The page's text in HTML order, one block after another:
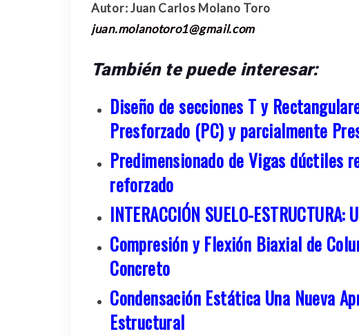
Autor: Juan Carlos Molano Toro
juan.molanotoro1@gmail.com
También te puede interesar:
Diseño de secciones T y
Presforzado (PC) y parcialmente
Predimensionado de Vigas dúctiles
reforzado
INTERACCIÓN SUELO-ESTRUCTURA:
Compresión y Flexión Biaxial de
Concreto
Condensación Estática Una Nueva
Estructural